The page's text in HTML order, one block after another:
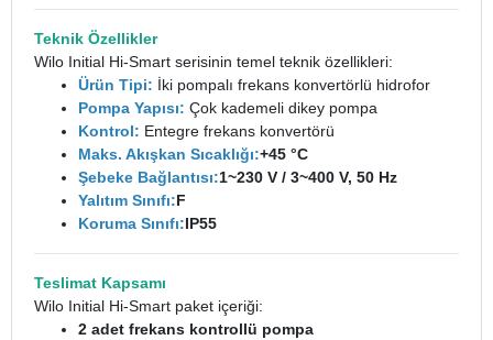
Teknik Özellikler
Wilo Initial Hi-Smart serisinin temel teknik özellikleri:
Ürün Tipi: İki pompalı frekans konvertörlü hidrofor
Pompa Yapısı: Çok kademeli dikey pompa
Kontrol: Entegre frekans konvertörü
Maks. Akışkan Sıcaklığı:+45 °C
Şebeke Bağlantısı:1~230 V / 3~400 V, 50 Hz
Yalıtım Sınıfı:F
Koruma Sınıfı:IP55
Teslimat Kapsamı
Wilo Initial Hi-Smart paket içeriği:
2 adet frekans kontrollü pompa